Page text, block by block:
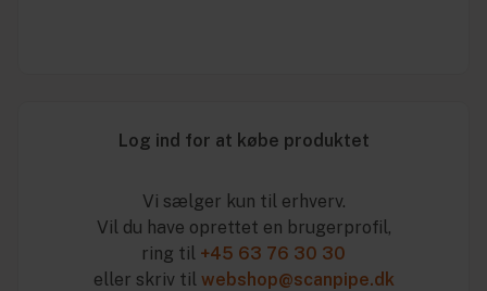
Log ind for at købe produktet
Vi sælger kun til erhverv.
Vil du have oprettet en brugerprofil,
ring til +45 63 76 30 30
eller skriv til webshop@scanpipe.dk